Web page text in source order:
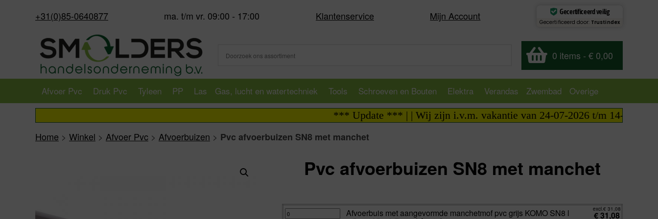
+31(0)85-0640877 ma. t/m vr. 09:00 - 17:00 Klantenservice Mijn Account Gecertificeerd veilig
Gecertificeerd door: Trustindex
0 items - € 0,00
Afvoer Pvc Druk Pvc Tyleen PP Las Gas, lucht en watertechniek Tools Schroeven en Bouten Elektra Verandas Zwembad
Overige
*** Update *** | | Wij zijn i.v.m. vakantie van 24-07-2026 t/m 14-08-2026
Home > Winkel > Afvoer Pvc > Afvoerbuizen > Pvc afvoerbuizen SN8 met manchet
Pvc afvoerbuizen SN8 met manchet
Afvoerbuis
met Afvoerbuis met aangevormde manchetmof pvc grijs KOMO SN8 l excl.€ 31,08
€31,08